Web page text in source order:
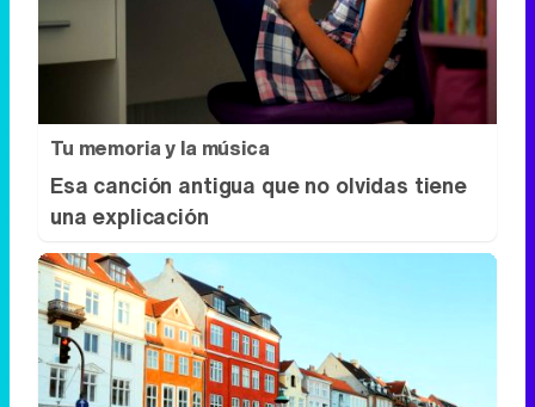
Esa canción antigua que no olvidas tiene
una explicación
¿De verdad hacen esto?